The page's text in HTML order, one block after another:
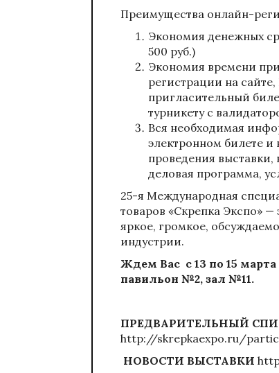
Преимущества онлайн-
Экономия денежных
500 руб.)
Экономия времени
регистрации на сайте,
пригласительный
турникету с
Вся необходимая
электронном билете и
проведения выставки,
деловая программа,
25-я Международная
товаров «Скрепка Экспо»
яркое, громкое,
индустрии.
Ждем Вас c 13 по 15
павильон №2, зал №11.
ПРЕДВАРИТЕЛЬНЫЙ
http://skrepkaexpo.ru/
НОВОСТИ ВЫСТАВКИ